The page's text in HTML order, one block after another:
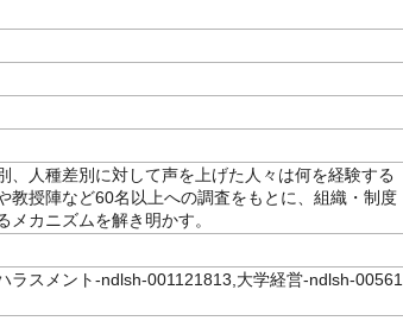
、人種差別に対して声を上げた人々は何を経験する
教授陣など60名以上への調査をもとに、組織・制度
カニズムを解き明かす。
ラスメント-ndlsh-001121813,大学経営-ndlsh-